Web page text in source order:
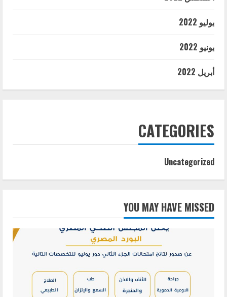
يوليو 2022
يونيو 2022
أبريل 2022
CATEGORIES
Uncategorized
YOU MAY HAVE MISSED